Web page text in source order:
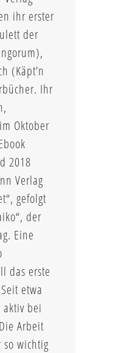
ihr erster
der
(Käpt’n
Ihr
Oktober
2018
Verlag
gefolgt
der
Eine
das erste
etwa
bei
Arbeit
wichtig